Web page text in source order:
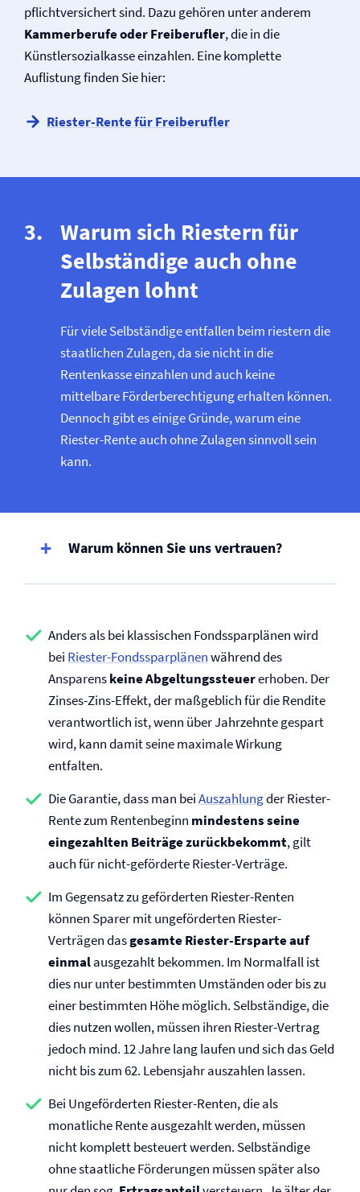
pflichtversichert sind. Dazu gehören unter anderem
Kammerberufe oder Freiberufler, die in die
Künstlersozialkasse einzahlen. Eine komplette
Auflistung finden Sie hier:
Riester-Rente für Freiberufler
Warum sich Riestern für
Selbständige auch ohne
Zulagen lohnt
Für viele Selbständige entfallen beim riestern die
staatlichen Zulagen, da sie nicht in die
Rentenkasse einzahlen und auch keine
mittelbare Förderberechtigung erhalten können.
Dennoch gibt es einige Gründe, warum eine
Riester-Rente auch ohne Zulagen sinnvoll sein
kann.
Warum können Sie uns vertrauen?
Anders als bei klassischen Fondssparplänen wird
bei Riester-Fondssparplänenwährend des
Ansparenskeine Abgeltungssteuererhoben. Der
Zinses-Zins-Effekt, der maßgeblich für die Rendite
verantwortlich ist, wenn über Jahrzehnte gespart
wird, kann damit seine maximale Wirkung
entfalten.
Die Garantie, dass man beiAuszahlungder Riester-
Rente zum Rentenbeginn mindestens seine
eingezahlten Beiträge zurückbekommt, gilt
auch für nicht-geförderte Riester-Verträge.
Im Gegensatz zu geförderten Riester-Renten
können Sparer mit ungeförderten Riester-
Verträgen dasgesamte Riester-Ersparte auf
einmalausgezahlt bekommen. Im Normalfall ist
dies nur unter bestimmten Umständen oder bis zu
einer bestimmten Höhe möglich. Selbständige, die
dies nutzen wollen, müssen ihren Riester-Vertrag
jedoch mind. 12 Jahre lang laufen und sich das Geld
nicht bis zum 62. Lebensjahr auszahlen lassen.
Bei Ungeförderten Riester-Renten, die als
monatliche Rente ausgezahlt werden, müssen
nicht komplett besteuert werden. Selbständige
ohne staatliche Förderungen müssen später also